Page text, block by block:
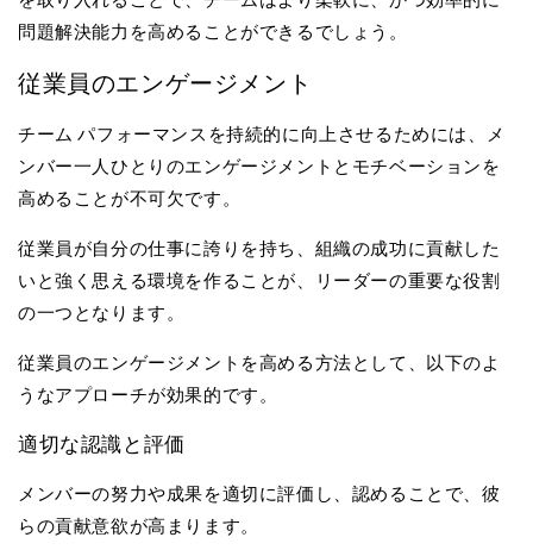
問題解決能力を高めることができるでしょう。
従業員のエンゲージメント
チーム パフォーマンスを持続的に向上させるためには、メ
ンバー一人ひとりのエンゲージメントとモチベーションを
高めることが不可欠です。
従業員が自分の仕事に誇りを持ち、組織の成功に貢献した
いと強く思える環境を作ることが、リーダーの重要な役割
の一つとなります。
従業員のエンゲージメントを高める方法として、以下のよ
うなアプローチが効果的です。
適切な認識と評価
メンバーの努力や成果を適切に評価し、認めることで、彼
らの貢献意欲が高まります。